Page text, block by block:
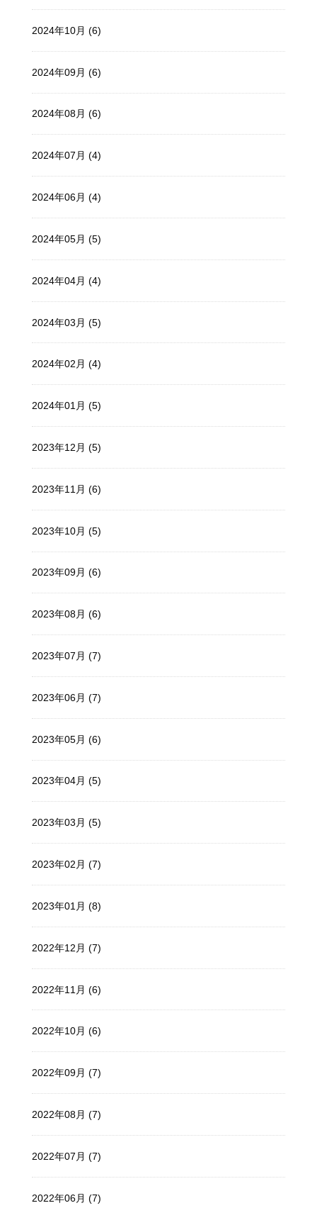
2024年10月 (6)
2024年09月 (6)
2024年08月 (6)
2024年07月 (4)
2024年06月 (4)
2024年05月 (5)
2024年04月 (4)
2024年03月 (5)
2024年02月 (4)
2024年01月 (5)
2023年12月 (5)
2023年11月 (6)
2023年10月 (5)
2023年09月 (6)
2023年08月 (6)
2023年07月 (7)
2023年06月 (7)
2023年05月 (6)
2023年04月 (5)
2023年03月 (5)
2023年02月 (7)
2023年01月 (8)
2022年12月 (7)
2022年11月 (6)
2022年10月 (6)
2022年09月 (7)
2022年08月 (7)
2022年07月 (7)
2022年06月 (7)